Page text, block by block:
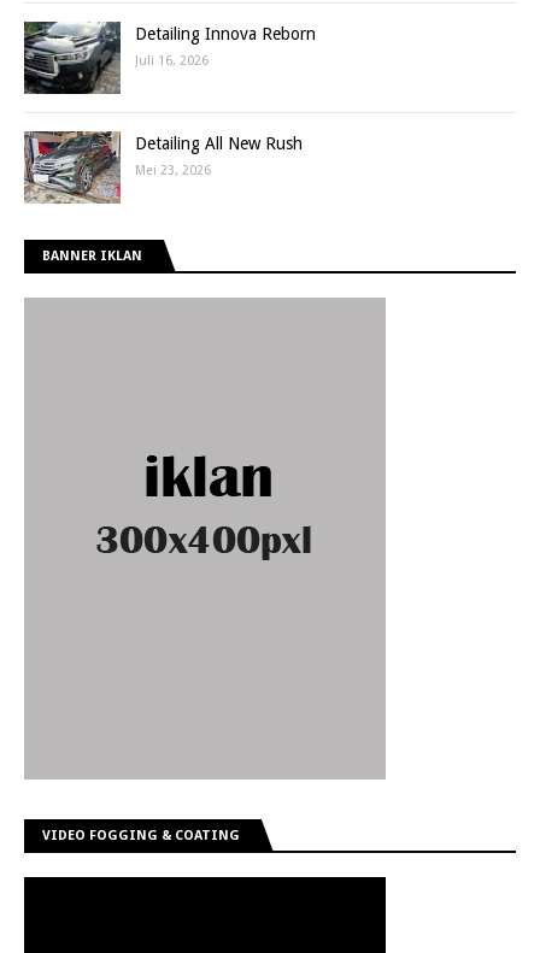
Detailing Innova Reborn
Juli 16, 2026
Detailing All New Rush
Mei 23, 2026
BANNER IKLAN
VIDEO FOGGING & COATING